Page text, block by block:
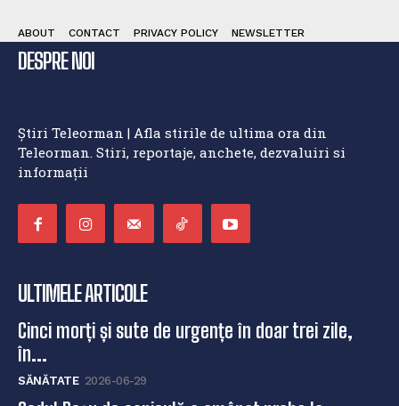
ABOUT CONTACT PRIVACY POLICY NEWSLETTER
DESPRE NOI
Știri Teleorman | Afla stirile de ultima ora din
Teleorman. Stiri, reportaje, anchete, dezvaluiri si
informații
ULTIMELE ARTICOLE
Cinci morți și sute de urgențe în doar trei zile,
în...
SĂNĂTATE 2026-06-29